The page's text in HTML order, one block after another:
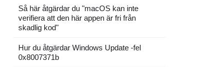
Så här åtgärdar du "macOS kan inte
verifiera att den här appen är fri från
skadlig kod"
Hur du åtgärdar Windows Update -fel
0x8007371b